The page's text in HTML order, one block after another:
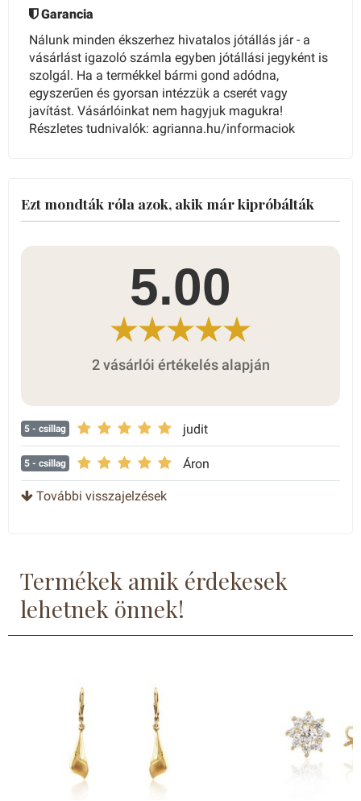
Garancia
Nálunk minden ékszerhez hivatalos jótállás jár - a
vásárlást igazoló számla egyben jótállási jegyként is
szolgál. Ha a termékkel bármi gond adódna,
egyszerűen és gyorsan intézzük a cserét vagy
javítást. Vásárlóinkat nem hagyjuk magukra!
Részletes tudnivalók: agrianna.hu/informaciok
Ezt mondták róla azok, akik már kipróbálták
5.00
2 vásárlói értékelés alapján
5 - csillag judit
5 - csillag Áron
További visszajelzések
Termékek amik érdekesek
lehetnek önnek!